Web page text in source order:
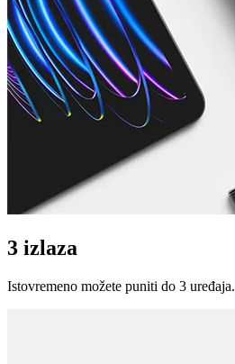
3 izlaza
Istovremeno možete puniti do 3 uređaja.